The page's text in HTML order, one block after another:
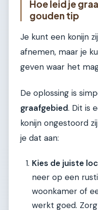
Hoe leid je
gouden tip
Je kunt een konijn
afnemen, maar je
geven waar het
De oplossing is
graafgebied. Dit is
konijn ongestoord
je dat aan:
Kies de juiste
neer op een
woonkamer of
werkt goed.